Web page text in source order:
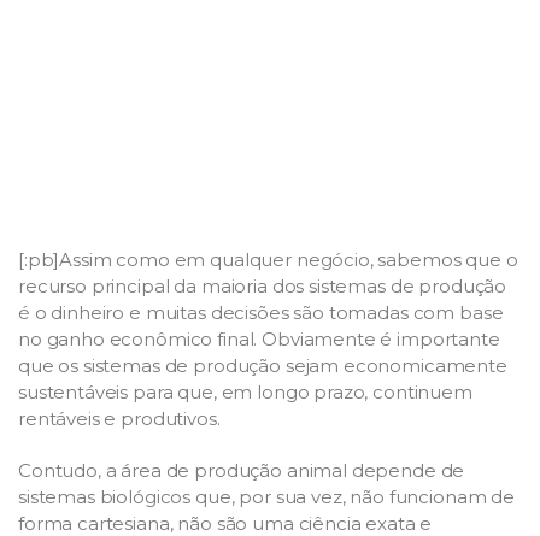
[:pb]Assim como em qualquer negócio, sabemos que o
recurso principal da maioria dos sistemas de produção
é o dinheiro e muitas decisões são tomadas com base
no ganho econômico final. Obviamente é importante
que os sistemas de produção sejam economicamente
sustentáveis para que, em longo prazo, continuem
rentáveis e produtivos.
Contudo, a área de produção animal depende de
sistemas biológicos que, por sua vez, não funcionam de
forma cartesiana, não são uma ciência exata e